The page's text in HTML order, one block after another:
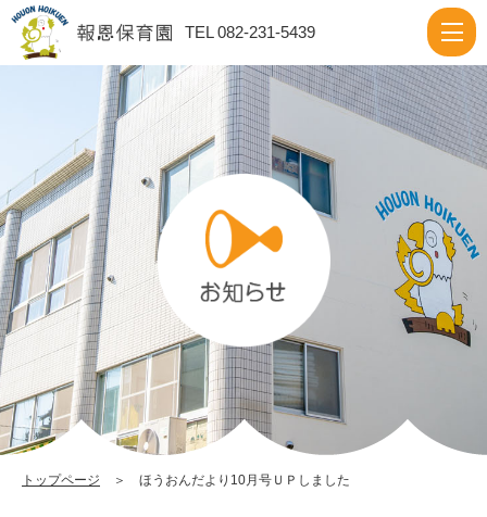
ほ
う
お
ん
だ
り
10
月
号
Ｕ
Ｐ
し
ま
TEL 082-231-5439
トップページ ＞ ほうおんだより10月号ＵＰしました